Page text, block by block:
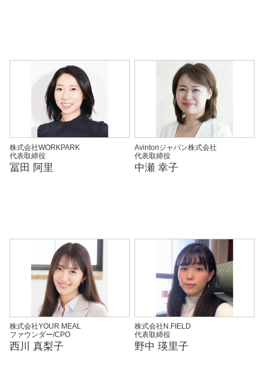
株式会社WORKPARK
代表取締役
冨田 阿里
Avintonジャパン株式会社
代表取締役
中瀬 幸子
株式会社YOUR MEAL
ファウンダー/CPO
西川 真梨子
株式会社N.FIELD
代表取締役
野中 瑛里子